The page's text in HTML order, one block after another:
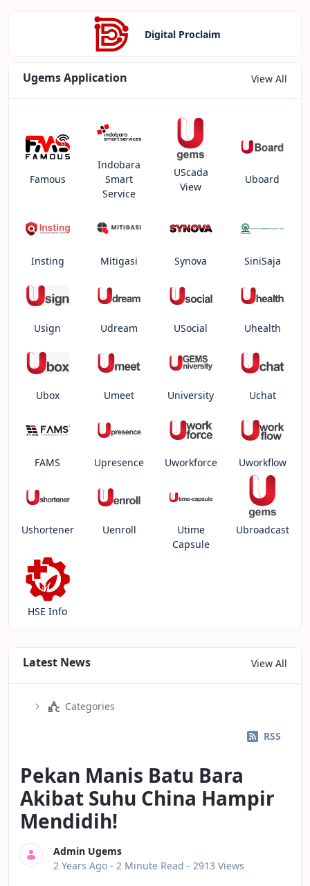
Digital Proclaim
Ugems Application View All
Famous
Indobara
Smart
Service
UScada
View
Uboard
Insting Mitigasi Synova SiniSaja
Usign Udream USocial Uhealth
Ubox Umeet University Uchat
FAMS Upresence Uworkforce Uworkflow
Ushortener Uenroll
Utime
Capsule
Ubroadcast
HSE Info
Latest News View All
Categories
RSS
Pekan Manis Batu Bara
Akibat Suhu China Hampir
Mendidih!
Admin Ugems
Published Date
2 Years Ago - 2 Minute Read - 2913 Views